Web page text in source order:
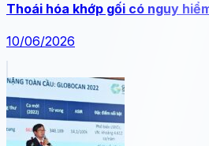
Thoái hóa khớp gối có nguy
10/06/2026